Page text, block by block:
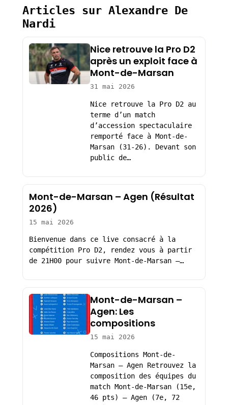
Articles sur Alexandre De
Nardi
Nice retrouve la Pro D2
après un exploit face à
Mont-de-Marsan
31 mai 2026
Nice retrouve la Pro D2 au
terme d’un match
d’accession spectaculaire
remporté face à Mont-de-
Marsan (31-26). Devant son
public de…
Mont-de-Marsan – Agen (Résultat
2026)
15 mai 2026
Bienvenue dans ce live consacré à la
compétition Pro D2, rendez vous à partir
de 21H00 pour suivre Mont-de-Marsan –…
Mont-de-Marsan –
Agen: Les
compositions
15 mai 2026
Compositions Mont-de-
Marsan – Agen Retrouvez la
composition des équipes du
match Mont-de-Marsan (15e,
46 pts) – Agen (7e, 72